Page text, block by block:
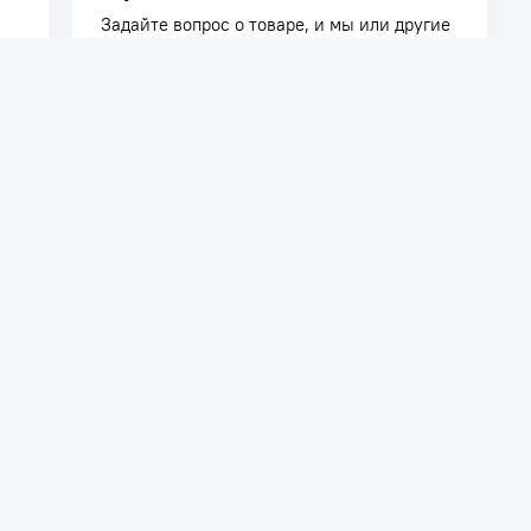
Задайте вопрос о товаре, и мы или другие